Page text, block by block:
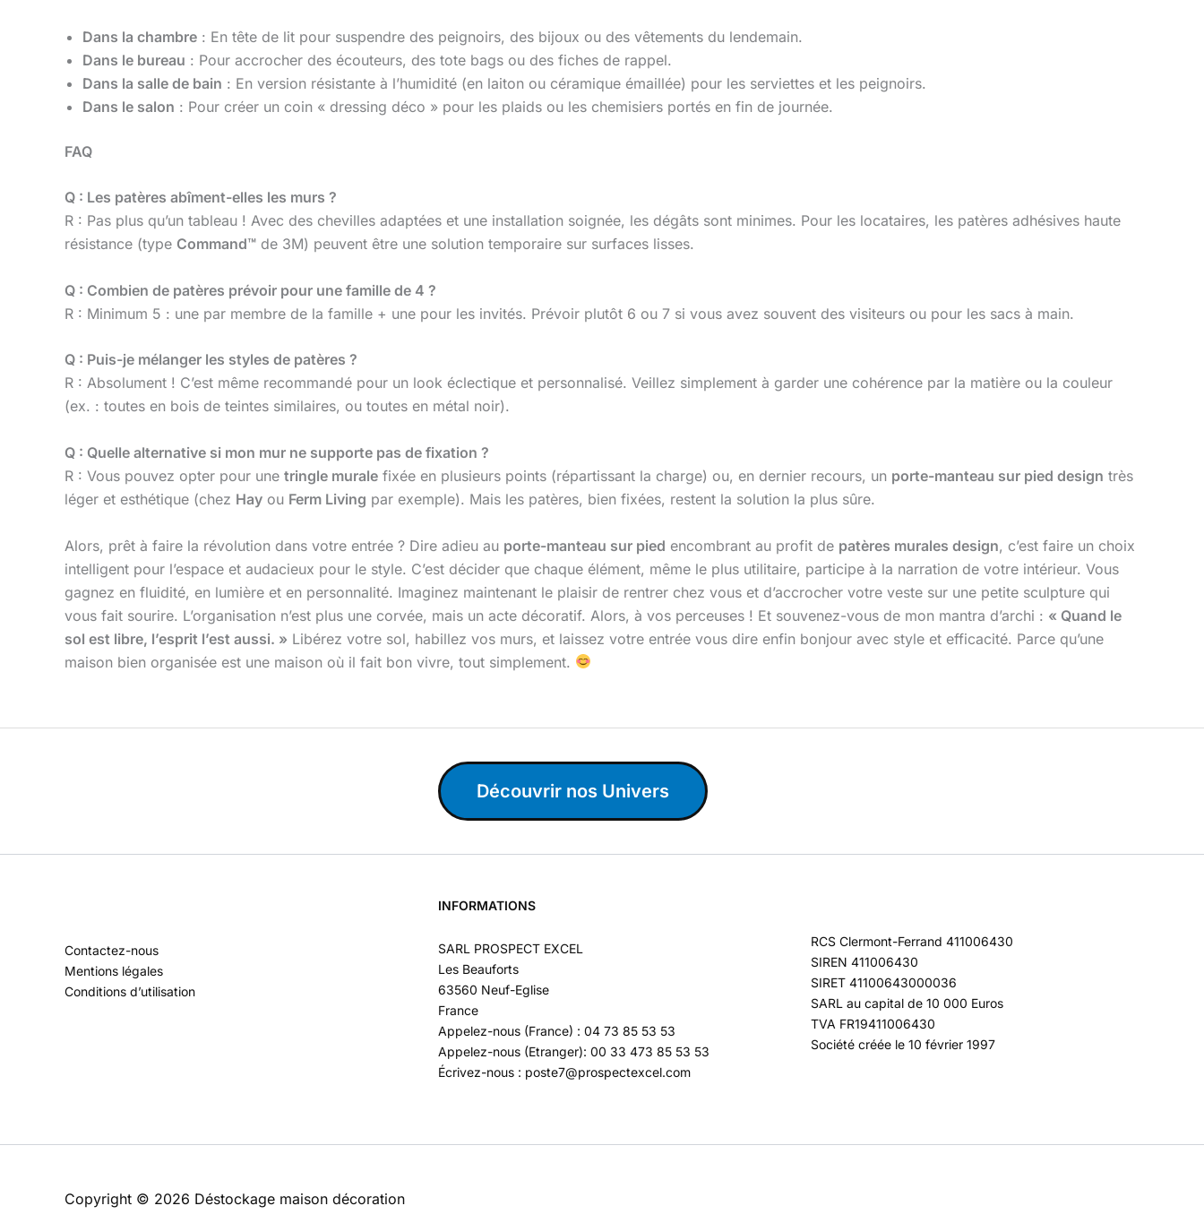
Dans la chambre : En tête de lit pour suspendre des peignoirs, des bijoux ou des vêtements du lendemain.
Dans le bureau : Pour accrocher des écouteurs, des tote bags ou des fiches de rappel.
Dans la salle de bain : En version résistante à l’humidité (en laiton ou céramique émaillée) pour les serviettes et les peignoirs.
Dans le salon : Pour créer un coin « dressing déco » pour les plaids ou les chemisiers portés en fin de journée.
FAQ
Q : Les patères abîment-elles les murs ?
R : Pas plus qu’un tableau ! Avec des chevilles adaptées et une installation soignée, les dégâts sont minimes. Pour les locataires, les patères adhésives haute
résistance (type Command™ de 3M) peuvent être une solution temporaire sur surfaces lisses.
Q : Combien de patères prévoir pour une famille de 4 ?
R : Minimum 5 : une par membre de la famille + une pour les invités. Prévoir plutôt 6 ou 7 si vous avez souvent des visiteurs ou pour les sacs à main.
Q : Puis-je mélanger les styles de patères ?
R : Absolument ! C’est même recommandé pour un look éclectique et personnalisé. Veillez simplement à garder une cohérence par la matière ou la couleur
(ex. : toutes en bois de teintes similaires, ou toutes en métal noir).
Q : Quelle alternative si mon mur ne supporte pas de fixation ?
R : Vous pouvez opter pour une tringle murale fixée en plusieurs points (répartissant la charge) ou, en dernier recours, un porte-manteau sur pied design très
léger et esthétique (chez Hay ou Ferm Living par exemple). Mais les patères, bien fixées, restent la solution la plus sûre.
Alors, prêt à faire la révolution dans votre entrée ? Dire adieu au porte-manteau sur pied encombrant au profit de patères murales design, c’est faire un choix
intelligent pour l’espace et audacieux pour le style. C’est décider que chaque élément, même le plus utilitaire, participe à la narration de votre intérieur. Vous
gagnez en fluidité, en lumière et en personnalité. Imaginez maintenant le plaisir de rentrer chez vous et d’accrocher votre veste sur une petite sculpture qui
vous fait sourire. L’organisation n’est plus une corvée, mais un acte décoratif. Alors, à vos perceuses ! Et souvenez-vous de mon mantra d’archi : « Quand le
sol est libre, l’esprit l’est aussi. » Libérez votre sol, habillez vos murs, et laissez votre entrée vous dire enfin bonjour avec style et efficacité. Parce qu’une
maison bien organisée est une maison où il fait bon vivre, tout simplement.
Découvrir nos Univers
Contactez-nous
Mentions légales
Conditions d’utilisation
INFORMATIONS
SARL PROSPECT EXCEL
Les Beauforts
63560 Neuf-Eglise
France
Appelez-nous (France) : 04 73 85 53 53
Appelez-nous (Etranger): 00 33 473 85 53 53
Écrivez-nous : poste7@prospectexcel.com
RCS Clermont-Ferrand 411006430
SIREN 411006430
SIRET 41100643000036
SARL au capital de 10 000 Euros
TVA FR19411006430
Société créée le 10 février 1997
Copyright © 2026 Déstockage maison décoration